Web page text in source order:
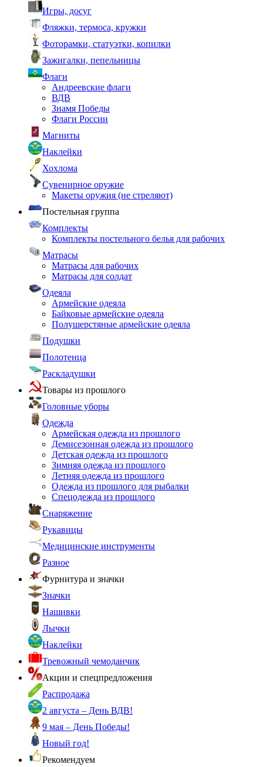
Игры, досуг
Фляжки, термоса, кружки
Фоторамки, статуэтки, копилки
Зажигалки, пепельницы
Флаги
Андреевские флаги
ВДВ
Знамя Победы
Флаги России
Магниты
Наклейки
Хохлома
Сувенирное оружие
Макеты оружия (не стреляют)
Постельная группа
Комплекты
Комплекты постельного белья для рабочих
Матрасы
Матрасы для рабочих
Матрасы для солдат
Одеяла
Армейские одеяла
Байковые армейские одеяла
Полушерстяные армейские одеяла
Подушки
Полотенца
Раскладушки
Товары из прошлого
Головные уборы
Одежда
Армейская одежда из прошлого
Демисезонная одежда из прошлого
Детская одежда из прошлого
Зимняя одежда из прошлого
Летняя одежда из прошлого
Одежда из прошлого для рыбалки
Спецодежда из прошлого
Снаряжение
Рукавицы
Медицинские инструменты
Разное
Фурнитура и значки
Значки
Нашивки
Лычки
Наклейки
Тревожный чемоданчик
Акции и спецпредложения
Распродажа
2 августа – День ВДВ!
9 мая – День Победы!
Новый год!
Рекомендуем